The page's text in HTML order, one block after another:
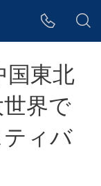
国東北
界で
ィバ